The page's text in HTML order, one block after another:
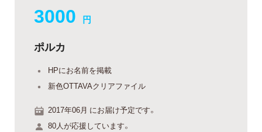
3000 円
ポルカ
HPにお名前を掲載
新色OTTAVAクリアファイル
2017年06月 にお届け予定です。
80人が応援しています。